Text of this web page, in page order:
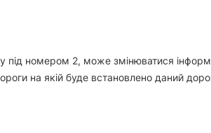
номером 2, може змінюватися
на якій буде встановлено даний